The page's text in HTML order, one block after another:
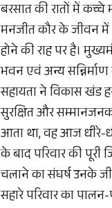
बरसात की रातों में
मनजीत कौर के जीवन में
होने की राह पर है।
भवन एवं अन्य
सहायता ने विकास खंड
सुरक्षित और
आता था, वह आज धीरे-
के बाद परिवार की
चलाने का संघर्ष उनके
सहारे परिवार का